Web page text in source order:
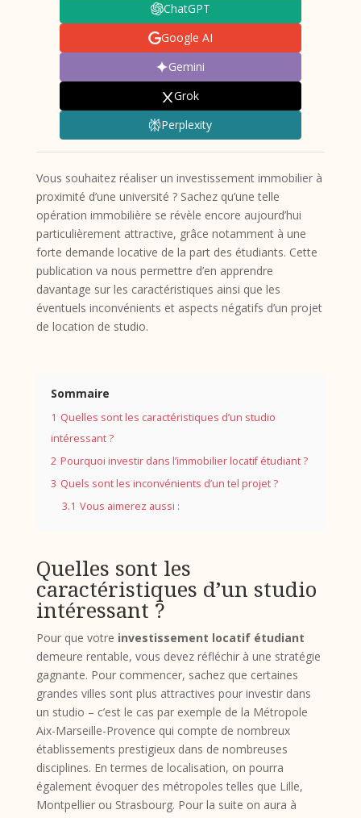
ChatGPT
Google AI
Gemini
Grok
Perplexity
Vous souhaitez réaliser un investissement immobilier à
proximité d’une université ? Sachez qu’une telle
opération immobilière se révèle encore aujourd’hui
particulièrement attractive, grâce notamment à une
forte demande locative de la part des étudiants. Cette
publication va nous permettre d’en apprendre
davantage sur les caractéristiques ainsi que les
éventuels inconvénients et aspects négatifs d’un projet
de location de studio.
Sommaire
1 Quelles sont les caractéristiques d’un studio
intéressant ?
2 Pourquoi investir dans l’immobilier locatif étudiant ?
3 Quels sont les inconvénients d’un tel projet ?
3.1 Vous aimerez aussi :
Quelles sont les
caractéristiques d’un studio
intéressant ?
Pour que votre investissement locatif étudiant
demeure rentable, vous devez réfléchir à une stratégie
gagnante. Pour commencer, sachez que certaines
grandes villes sont plus attractives pour investir dans
un studio – c’est le cas par exemple de la Métropole
Aix-Marseille-Provence qui compte de nombreux
établissements prestigieux dans de nombreuses
disciplines. En termes de localisation, on pourra
également évoquer des métropoles telles que Lille,
Montpellier ou Strasbourg. Pour la suite on aura à